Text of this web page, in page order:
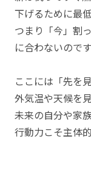
下げるために最
つまり「今」割
に合わないのです
ここには「先を
外気温や天候を
未来の自分や家
行動力こそ主体